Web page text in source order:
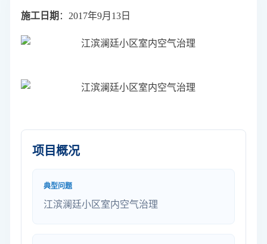
施工日期 ：2017年9月13日
项目概况
典型问题
江滨澜廷小区室内空气治理